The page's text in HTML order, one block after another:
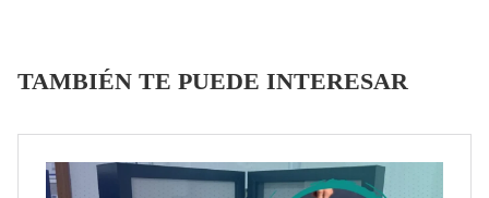
TAMBIÉN TE PUEDE INTERESAR